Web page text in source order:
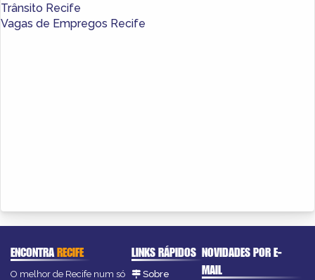
Trânsito Recife
Vagas de Empregos Recife
ENCONTRARECIFE
O melhor de Recife num só
LINKS RÁPIDOS
Sobre
NOVIDADES POR E-
MAIL